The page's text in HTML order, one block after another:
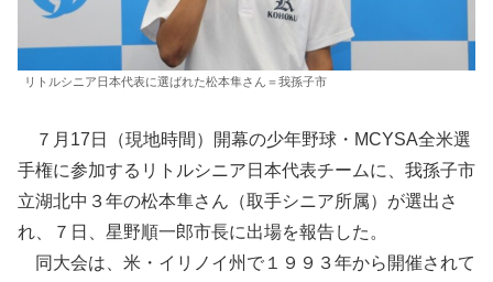
リトルシニア日本代表に選ばれた松本隼さん＝我孫子市
７月17日（現地時間）開幕の少年野球・MCYSA全米選
手権に参加するリトルシニア日本代表チームに、我孫子市
立湖北中３年の松本隼さん（取手シニア所属）が選出さ
れ、７日、星野順一郎市長に出場を報告した。
同大会は、米・イリノイ州で１９９３年から開催されて